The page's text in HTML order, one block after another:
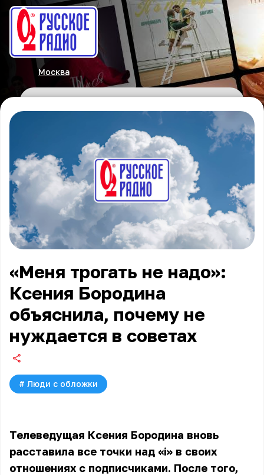
Москва
«Меня трогать не надо»:
Ксения Бородина
объяснила, почему не
нуждается в советах
# Люди с обложки
Телеведущая Ксения Бородина вновь
расставила все точки над «i» в своих
отношениях с подписчиками. После того,